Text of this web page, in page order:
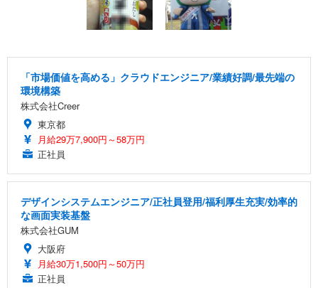
「市場価値を高める」クラウドエンジニア/業績好調/最先端の
環境構築
株式会社Creer
東京都
月給29万7,900円～58万円
正社員
デザインシステムエンジニア/正社員登用/福利厚生充実/効率的
な画面実装基盤
株式会社GUM
大阪府
月給30万1,500円～50万円
正社員